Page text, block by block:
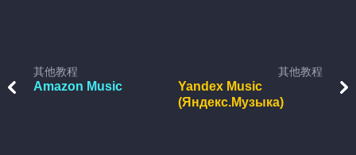
其他教程
Amazon Music
其他教程
Yandex Music
(Яндекс.Музыка)